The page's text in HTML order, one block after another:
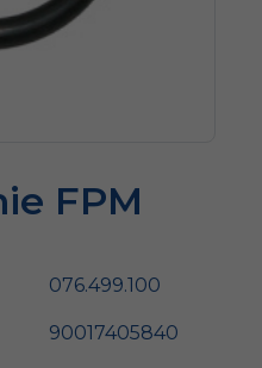
FPM
076.499.100
90017405840